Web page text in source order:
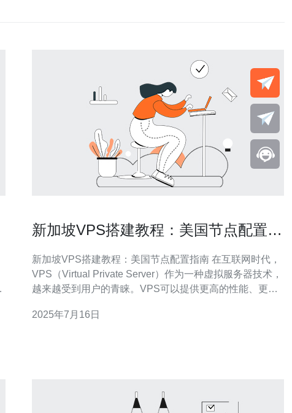
新加坡VPS搭建教程：美国节点配置指
新加坡VPS搭建教程：美国节点配置指南 在互联网时代，
VPS（Virtual Private Server）作为一种虚拟服务器技术，
越来越受到用户的青睐。VPS可以提供更高的性能、更好
开发的首选。本文将介绍如何在新加坡搭建VPS，并配置
2025年7月16日